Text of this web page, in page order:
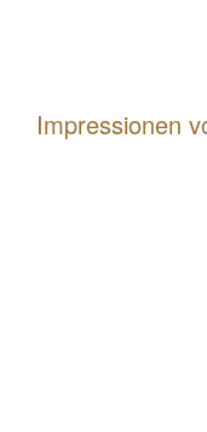
Impressionen